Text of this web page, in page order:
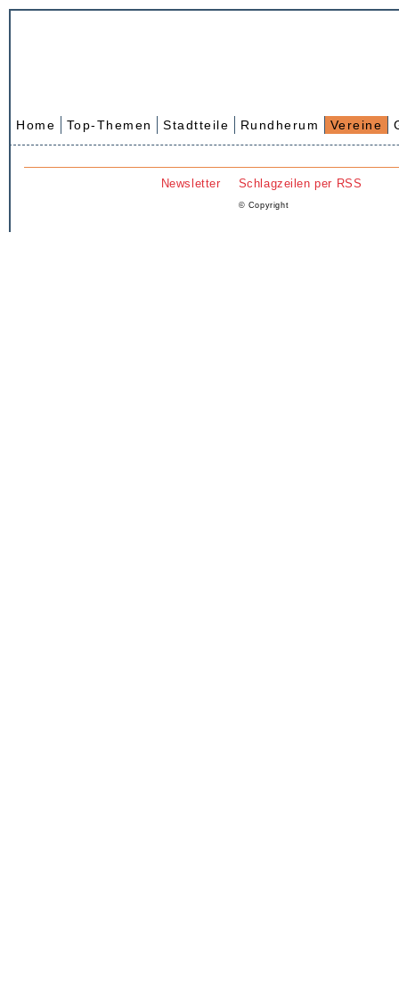
Home Top-Themen Stadtteile Rundherum Vereine
Newsletter Schlagzeilen per RSS
© Copyright